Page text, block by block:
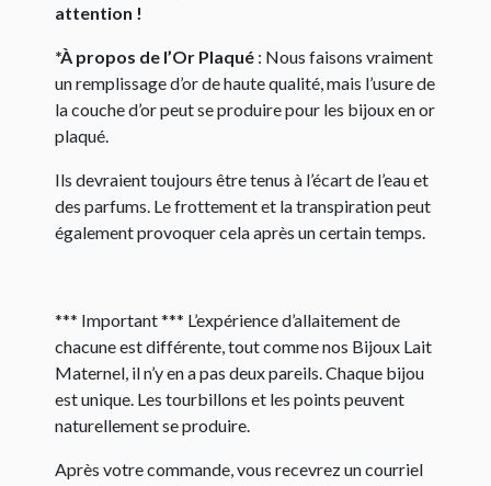
attention !
*À propos de l’Or Plaqué : Nous faisons vraiment
un remplissage d’or de haute qualité, mais l’usure de
la couche d’or peut se produire pour les bijoux en or
plaqué.
Ils devraient toujours être tenus à l’écart de l’eau et
des parfums. Le frottement et la transpiration peut
également provoquer cela après un certain temps.
*** Important *** L’expérience d’allaitement de
chacune est différente, tout comme nos Bijoux Lait
Maternel, il n’y en a pas deux pareils. Chaque bijou
est unique. Les tourbillons et les points peuvent
naturellement se produire.
Après votre commande, vous recevrez un courriel